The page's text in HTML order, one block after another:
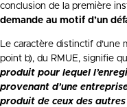
conclusion de la première
demande au motif d’un
Le caractère distinctif d’une
point b), du RMUE, signifie
produit pour lequel
provenant d’une
produit de ceux des